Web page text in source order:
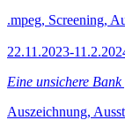
.mpeg, Screening,
22.11.2023-
Eine unsichere Bank
Auszeichnung,